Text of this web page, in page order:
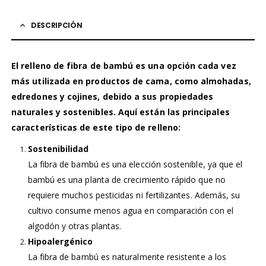
DESCRIPCIÓN
El relleno de fibra de bambú es una opción cada vez
más utilizada en productos de cama, como almohadas,
edredones y cojines, debido a sus propiedades
naturales y sostenibles. Aquí están las principales
características de este tipo de relleno:
Sostenibilidad
La fibra de bambú es una elección sostenible, ya que el
bambú es una planta de crecimiento rápido que no
requiere muchos pesticidas ni fertilizantes. Además, su
cultivo consume menos agua en comparación con el
algodón y otras plantas.
Hipoalergénico
La fibra de bambú es naturalmente resistente a los